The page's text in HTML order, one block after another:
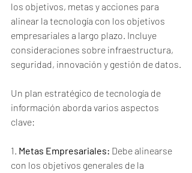
los objetivos, metas y acciones para
alinear la tecnología con los objetivos
empresariales a largo plazo. Incluye
consideraciones sobre infraestructura,
seguridad, innovación y gestión de datos.
Un plan estratégico de tecnología de
información aborda varios aspectos
clave:
1. Metas Empresariales: Debe alinearse
con los objetivos generales de la